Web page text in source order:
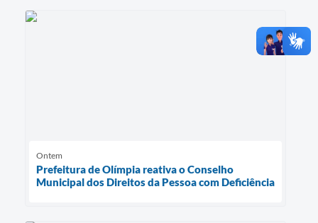
Ontem
Prefeitura de Olímpia reativa o Conselho
Municipal dos Direitos da Pessoa com Deficiência